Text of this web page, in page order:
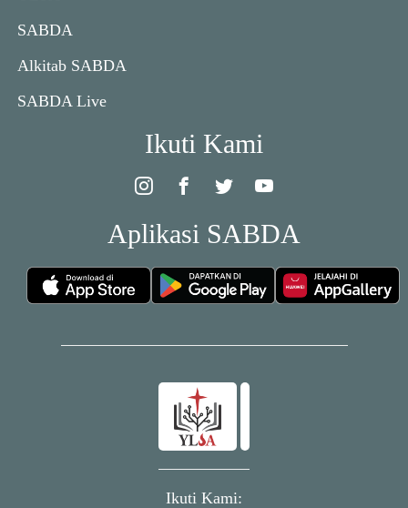
SABDA
Alkitab SABDA
SABDA Live
Ikuti Kami
Aplikasi SABDA
Ikuti Kami: